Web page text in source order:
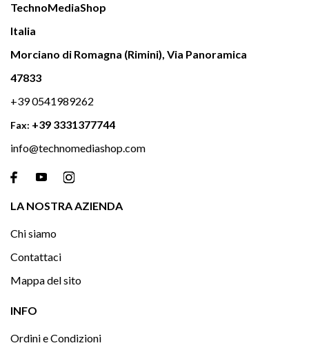
TechnoMediaShop
Italia
Morciano di Romagna (Rimini), Via Panoramica
47833
+39 0541989262
Fax: +39 3331377744
info@technomediashop.com
LA NOSTRA AZIENDA
Chi siamo
Contattaci
Mappa del sito
INFO
Ordini e Condizioni